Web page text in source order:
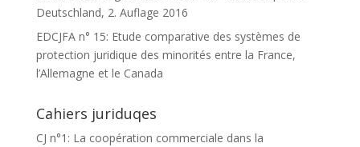
Deutschland, 2. Auflage 2016
EDCJFA n° 15: Etude comparative des systèmes de
protection juridique des minorités entre la France,
l’Allemagne et le Canada
Cahiers juriduqes
CJ n°1: La coopération commerciale dans la